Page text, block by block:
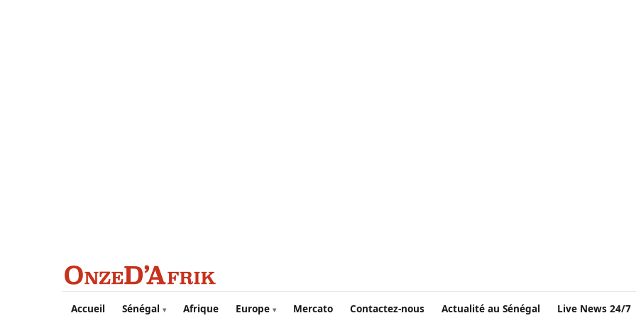
Aller au contenu principal
Accueil Sénégal Afrique Europe Mercato Contactez-nous Actualité au Sénégal Live News 24/7